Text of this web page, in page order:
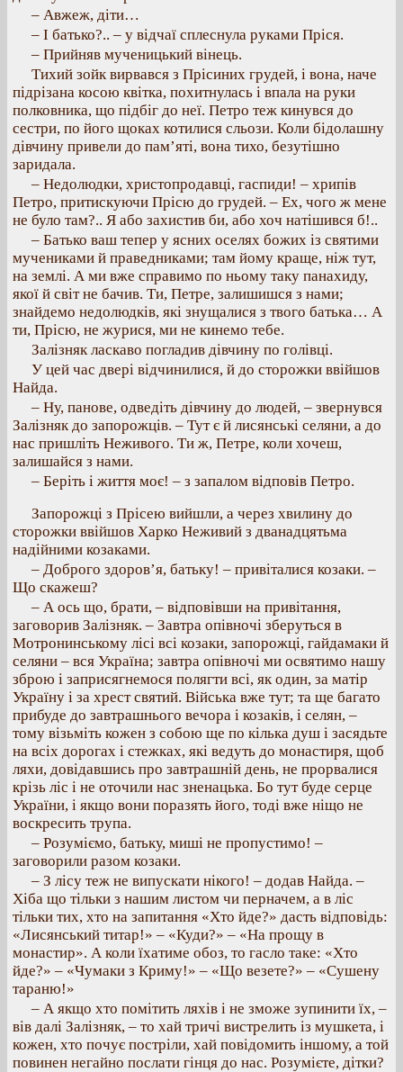
– Авжеж, діти…
– І батько?.. – у відчаї сплеснула руками Пріся.
– Прийняв мученицький вінець.
Тихий зойк вирвався з Прісиних грудей, і вона, наче
підрізана косою квітка, похитнулась і впала на руки
полковника, що підбіг до неї. Петро теж кинувся до
сестри, по його щоках котилися сльози. Коли бідолашну
дівчину привели до пам’яті, вона тихо, безутішно
заридала.
– Недолюдки, христопродавці, гаспиди! – хрипів
Петро, притискуючи Прісю до грудей. – Ex, чого ж мене
не було там?.. Я або захистив би, або хоч натішився б!..
– Батько ваш тепер у ясних оселях божих із святими
мучениками й праведниками; там йому краще, ніж тут,
на землі. А ми вже справимо по ньому таку панахиду,
якої й світ не бачив. Ти, Петре, залишишся з нами;
знайдемо недолюдків, які знущалися з твого батька… А
ти, Прісю, не журися, ми не кинемо тебе.
Залізняк ласкаво погладив дівчину по голівці.
У цей час двері відчинилися, й до сторожки ввійшов
Найда.
– Ну, панове, одведіть дівчину до людей, – звернувся
Залізняк до запорожців. – Тут є й лисянські селяни, а до
нас пришліть Неживого. Ти ж, Петре, коли хочеш,
залишайся з нами.
– Беріть і життя моє! – з запалом відповів Петро.
Запорожці з Прісею вийшли, а через хвилину до
сторожки ввійшов Харко Неживий з дванадцятьма
надійними козаками.
– Доброго здоров’я, батьку! – привіталися козаки. –
Що скажеш?
– А ось що, брати, – відповівши на привітання,
заговорив Залізняк. – Завтра опівночі зберуться в
Мотронинському лісі всі козаки, запорожці, гайдамаки й
селяни – вся Україна; завтра опівночі ми освятимо нашу
зброю і заприсягнемося полягти всі, як один, за матір
Україну і за хрест святий. Війська вже тут; та ще багато
прибуде до завтрашнього вечора і козаків, і селян, –
тому візьміть кожен з собою ще по кілька душ і засядьте
на всіх дорогах і стежках, які ведуть до монастиря, щоб
ляхи, довідавшись про завтрашній день, не прорвалися
крізь ліс і не оточили нас зненацька. Бо тут буде серце
України, і якщо вони поразять його, тоді вже ніщо не
воскресить трупа.
– Розуміємо, батьку, миші не пропустимо! –
заговорили разом козаки.
– З лісу теж не випускати нікого! – додав Найда. –
Хіба що тільки з нашим листом чи перначем, а в ліс
тільки тих, хто на запитання «Хто йде?» дасть відповідь:
«Лисянський титар!» – «Куди?» – «На прощу в
монастир». А коли їхатиме обоз, то гасло таке: «Хто
йде?» – «Чумаки з Криму!» – «Що везете?» – «Сушену
тараню!»
– А якщо хто помітить ляхів і не зможе зупинити їх, –
вів далі Залізняк, – то хай тричі вистрелить із мушкета, і
кожен, хто почує постріли, хай повідомить іншому, а той
повинен негайно послати гінця до нас. Розумієте, дітки?